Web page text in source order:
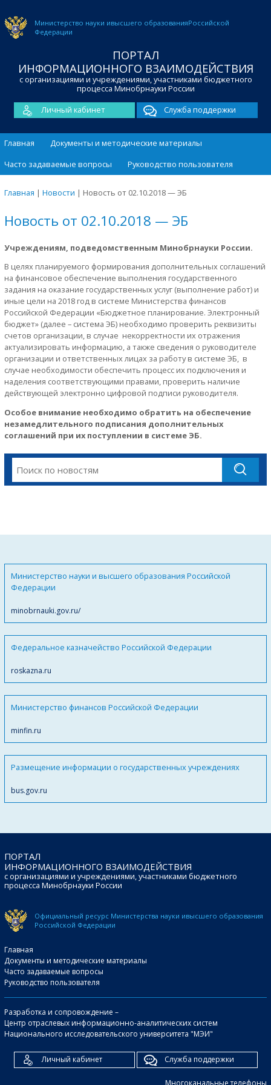
Министерство науки ивысшего образованияРоссийской
Федерации
ПОРТАЛ
ИНФОРМАЦИОННОГО ВЗАИМОДЕЙСТВИЯ
с организациями и учреждениями, участниками бюджетного
процесса Минобрнауки России
Личный кабинет
Служба поддержки
Главная
Документы и методические материалы
Часто задаваемые вопросы
Руководство пользователя
Главная | Новости | Новость от 02.10.2018 — ЭБ
Новость от 02.10.2018 — ЭБ
Учреждениям, подведомственным Минобрнауки России.
В целях планируемого формирования дополнительных соглашений
на финансовое обеспечение выполнения государственного
задания на оказание государственных услуг (выполнение работ) и
иные цели на 2018 год в системе Министерства финансов
Российской Федерации «Бюджетное планирование. Электронный
бюджет» (далее – система ЭБ) необходимо проверить реквизиты
счетов организации, в случае некорректности их отражения
актуализировать информацию, а также сведения о руководителе
организации и ответственных лицах за работу в системе ЭБ, в
случае необходимости обеспечить процесс их подключения и
наделения соответствующими правами, проверить наличие
действующей электронно цифровой подписи руководителя.
Особое внимание необходимо обратить на обеспечение
незамедлительного подписания дополнительных
соглашений при их поступлении в системе ЭБ.
Министерство науки и высшего образования Российской
Федерации
minobrnauki.gov.ru/
Федеральное казначейство Российской Федерации
roskazna.ru
Министерство финансов Российской Федерации
minfin.ru
Размещение информации о государственных учреждениях
bus.gov.ru
ПОРТАЛ
ИНФОРМАЦИОННОГО ВЗАИМОДЕЙСТВИЯ
с организациями и учреждениями, участниками бюджетного
процесса Минобрнауки России
Официальный ресурс Министерства науки ивысшего образования
Российской Федерации
Главная
Документы и методические материалы
Часто задаваемые вопросы
Руководство пользователя
Разработка и сопровождение –
Центр отраслевых информационно-аналитических систем
Национального исследовательского университета "МЭИ"
Личный кабинет Служба поддержки